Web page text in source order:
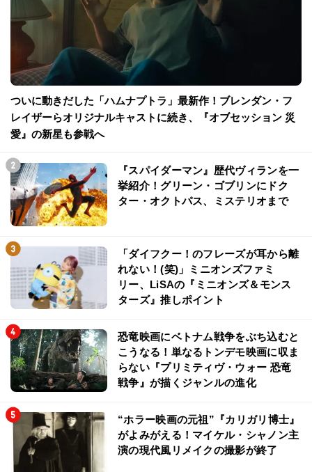
ついに動きだした「ハムナプトラ」最新作！ブレンダン・フ
レイザーらオリジナルキャストに続き、『オブセッション 災
愛』の新星も参戦へ
『スパイダーマン』歴代ヴィランを一
挙紹介！グリーン・ゴブリンにドク
ター・オクトパス、ミステリオまで
「ダイフクー！のフレーズが耳から離
れない！(笑)」ミニオンズファミ
リー、LiSAの『ミニオンズ＆モンス
ターズ』推しポイント
恐竜映画にベトナム戦争をぶち込むと
こうなる！単なるトンデモ映画に収ま
らない『プリミティヴ・ウォー 恐竜
戦争』が描くジャンルの進化
“ホラー映画の元祖”『カリガリ博士』
がよみがえる！マイケル・シャノン主
演の現代風リメイクの撮影が終了